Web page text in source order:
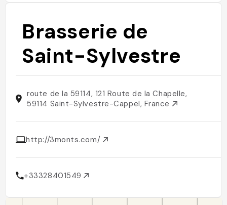
Brasserie de
Saint-Sylvestre
route de la 59114, 121 Route de la Chapelle,
59114 Saint-Sylvestre-Cappel, France
http://3monts.com/
+33328401549